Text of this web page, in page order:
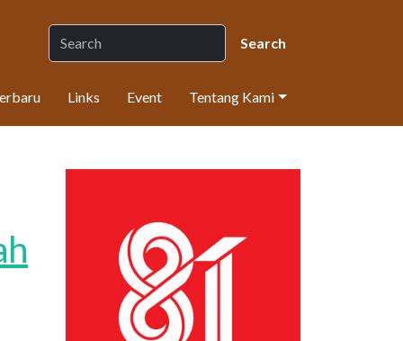
Links Event Tentang Kami